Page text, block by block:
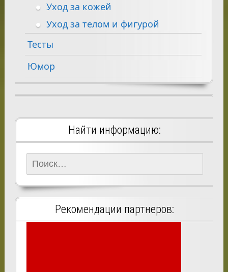
Уход за кожей
Уход за телом и фигурой
Тесты
Юмор
Найти информацию:
Найти:
Рекомендации партнеров: